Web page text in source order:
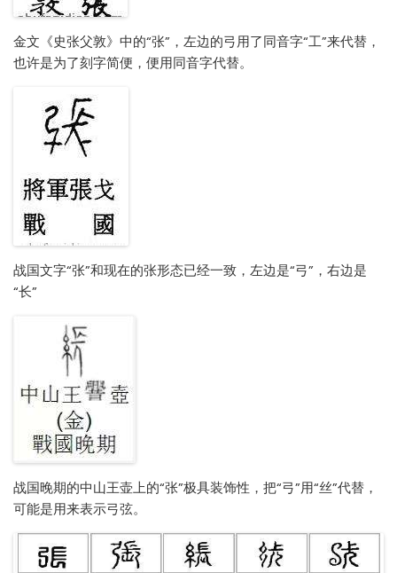
金文《史张父敦》中的“张”，左边的弓用了同音字“工”来代替，
也许是为了刻字简便，便用同音字代替。
战国文字“张”和现在的张形态已经一致，左边是“弓”，右边是
“长”
战国晚期的中山王壶上的“张”极具装饰性，把“弓”用“丝”代替，
可能是用来表示弓弦。